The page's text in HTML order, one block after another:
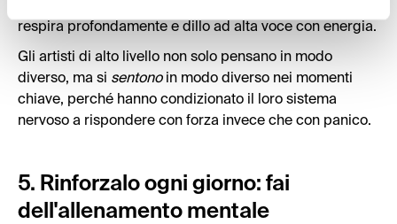
respira profondamente e dillo ad alta voce con energia.
Gli artisti di alto livello non solo pensano in modo
diverso, ma si sentonoin modo diverso nei momenti
chiave, perché hanno condizionato il loro sistema
nervoso a rispondere con forza invece che con panico.
5. Rinforzalo ogni giorno: fai
dell'allenamento mentale